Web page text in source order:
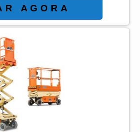
Quando o
aérea articulada a
da ASL
eficiência com
atendimento. MAIS
AÉREA
muitas
de demonst...
AGORA